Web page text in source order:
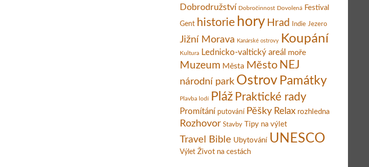
Dobrodružství Dobročinnost Dovolená Festival
Gent historie hory Hrad Indie Jezero
Jižní Morava Kanárské ostrovy Koupání
Kultura Lednicko-valtický areál moře
Muzeum Města Město NEJ
národní park Ostrov Památky
Plavba lodí Pláž Praktické rady
Promítání putování Pěšky Relax rozhledna
Rozhovor Stavby Tipy na výlet
Travel Bible Ubytování UNESCO
Výlet Život na cestách